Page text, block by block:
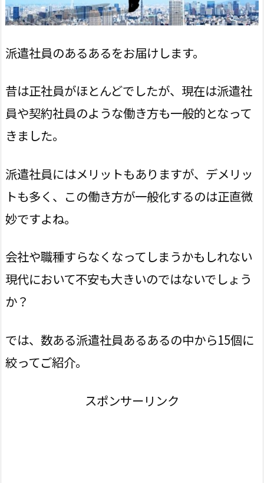
派遣社員のあるあるをお届けします。
昔は正社員がほとんどでしたが、現在は派遣社
員や契約社員のような働き方も一般的となって
きました。
派遣社員にはメリットもありますが、デメリッ
トも多く、この働き方が一般化するのは正直微
妙ですよね。
会社や職種すらなくなってしまうかもしれない
現代において不安も大きいのではないでしょう
か？
では、数ある派遣社員あるあるの中から15個に
絞ってご紹介。
スポンサーリンク